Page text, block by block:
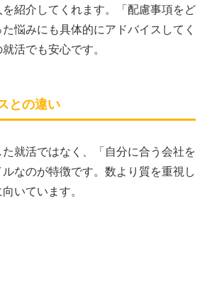
紹介してくれます。「配慮事項をど
悩みにも具体的にアドバイスしてく
活でも安心です。
との違い
就活ではなく、「自分に合う会社を
なのが特徴です。数より質を重視し
いています。